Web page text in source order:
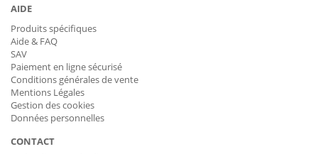
AIDE
Produits spécifiques
Aide & FAQ
SAV
Paiement en ligne sécurisé
Conditions générales de vente
Mentions Légales
Gestion des cookies
Données personnelles
CONTACT